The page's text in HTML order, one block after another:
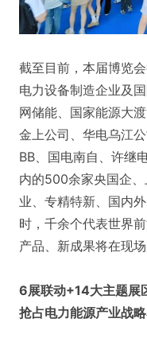
截至目前，本届博览
电力设备制造企业及
网储能、国家能源大
金上公司、华电乌江
BB、国电南自、许继
内的500余家央国企
业、专精特新、国内
时，千余个代表世界
产品、新成果将在现场
6展联动+14大主题展
抢占电力能源产业战